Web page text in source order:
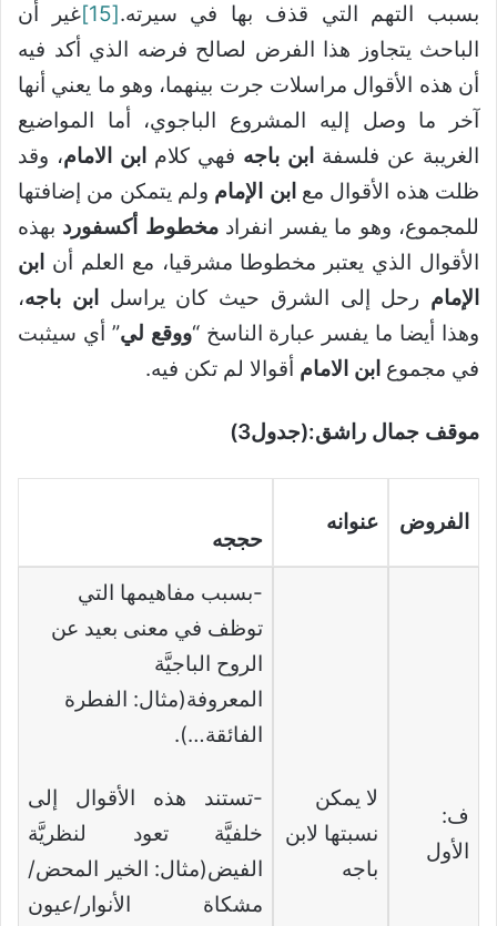
بسبب التهم التي قذف بها في سيرته.[15]
غير أن
الباحث يتجاوز هذا الفرض لصالح فرضه الذي أكد فيه
أن هذه الأقوال مراسلات جرت بينهما، وهو ما يعني أنها
آخر ما وصل إليه المشروع الباجوي، أما المواضيع
الغريبة عن فلسفة ابن باجه فهي كلام ابن الامام، وقد
ظلت هذه الأقوال مع ابن الإمام ولم يتمكن من إضافتها
للمجموع، وهو ما يفسر انفرادمخطوط أكسفورد بهذه
الأقوال الذي يعتبر مخطوطا مشرقيا، مع العلم أن ابن
الإمام رحل إلى الشرق حيث كان يراسل ابن باجه،
وهذا أيضا ما يفسر عبارة الناسخ “ووقع لي” أي سيثبت
في مجموع ابن الامام أقوالا لم تكن فيه.
موقف جمال راشق:(جدول3)
الفروض عنوانه
حججه
ف:
الأول
لا يمكن
نسبتها لابن
باجه
-بسبب مفاهيمها التي
توظف في معنى بعيد عن
الروح الباجيَّة
المعروفة(مثال: الفطرة
الفائقة…).
-تستند هذه الأقوال إلى
خلفيَّة تعود لنظريَّة
الفيض(مثال: الخير المحض/
مشكاة الأنوار/عيون